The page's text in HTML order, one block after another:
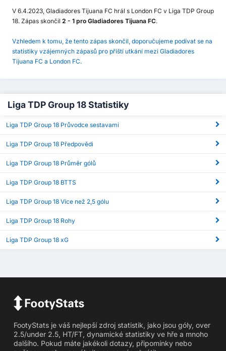
V 6.4.2023, Gladiadores Tijuana FC hrál s London FC v Liga TDP Group
18. Zápas skončil 2 - 1 pro Gladiadores Tijuana FC.
Vzhledem k tomu, že tento zápas skončil, doporučujeme podívat se na
statistiky vzájemných zápasů pro příští utkání mezi Gladiadores
Tijuana FC a London FC.
Liga TDP Group 18 Statistiky
Liga TDP Group 18 Průvodce sestavami
Liga TDP Group 18 Předpovědi
Liga TDP Group 18 Průměr gólů
Liga TDP Group 18 BTTS
Liga TDP Group 18 Více než 2,5 gólu
Liga TDP Group 18 Rohy
Liga TDP Group 18 xG
FootyStats je váš nejlepší zdroj statistik, jako jsou góly, over
2.5/under 2.5, HT/FT, dynamické statistiky ve hře a mnoho
dalšího. Pokud máte jakékoli dotazy, připomínky nebo